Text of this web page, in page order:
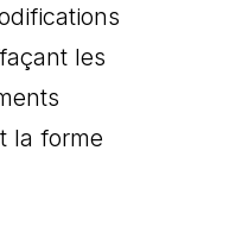
les
la forme